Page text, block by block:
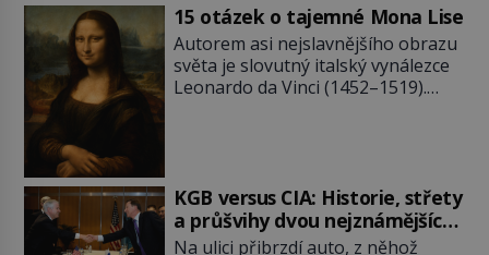
jejich oči se setkají. Místo soucitu
však přichází gesto, které
nebožačku posílá rovnou do
plynové komory. Jména jako Rudolf
15 otázek o tajemné Mona Lise
Autorem asi nejslavnějšího obrazu
světa je slovutný italský vynálezce
Leonardo da Vinci (1452–1519).
pověsil Napoleon? Samotný císař
Napoleon Bonaparte (1769–1821)
má pro malbu slabost, a tak si ji
KGB versus CIA: Historie, střety
a průšvihy dvou nejznámějších
tajných služeb historie
Na ulici přibrzdí auto, z něhož